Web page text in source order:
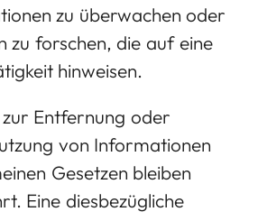
zu überwachen oder
zu forschen, die auf eine
hinweisen.
Entfernung oder
von Informationen
Gesetzen bleiben
Eine diesbezügliche